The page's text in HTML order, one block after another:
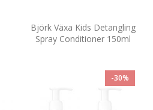
Björk Växa Kids Detangling
Spray Conditioner 150ml
-30%